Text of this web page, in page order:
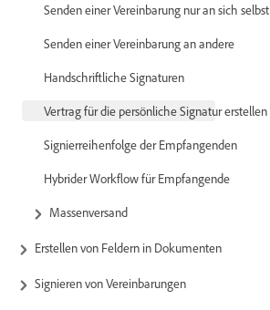
Senden einer Vereinbarung nur an sich selbst
Senden einer Vereinbarung an andere
Handschriftliche Signaturen
Vertrag für die persönliche Signatur erstellen
Signierreihenfolge der Empfangenden
Hybrider Workflow für Empfangende
Massenversand
Erstellen von Feldern in Dokumenten
Signieren von Vereinbarungen